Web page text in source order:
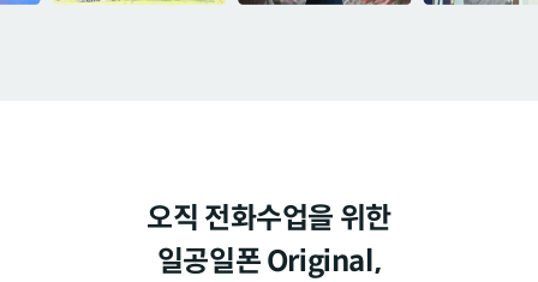
오직 전화수업을 위한
일공일폰 Original,